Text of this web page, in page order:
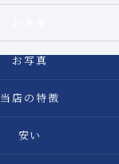
お写真
当店の特徴
安い